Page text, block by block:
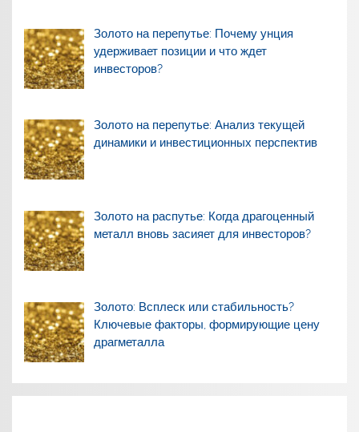
Золото на перепутье: Почему унция
удерживает позиции и что ждет
инвесторов?
Золото на перепутье: Анализ текущей
динамики и инвестиционных перспектив
Золото на распутье: Когда драгоценный
металл вновь засияет для инвесторов?
Золото: Всплеск или стабильность?
Ключевые факторы, формирующие цену
драгметалла